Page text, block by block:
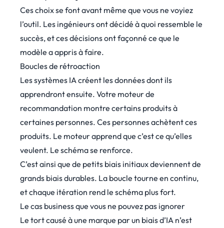
Ces choix se font avant même que vous ne voyiez
l’outil. Les ingénieurs ont décidé à quoi ressemble le
succès, et ces décisions ont façonné ce que le
modèle a appris à faire.
Boucles de rétroaction
Les systèmes IA créent les données dont ils
apprendront ensuite. Votre moteur de
recommandation montre certains produits à
certaines personnes. Ces personnes achètent ces
produits. Le moteur apprend que c’est ce qu’elles
veulent. Le schéma se renforce.
C’est ainsi que de petits biais initiaux deviennent de
grands biais durables. La boucle tourne en continu,
et chaque itération rend le schéma plus fort.
Le cas business que vous ne pouvez pas ignorer
Le tort causé à une marque par un biais d’IA n’est